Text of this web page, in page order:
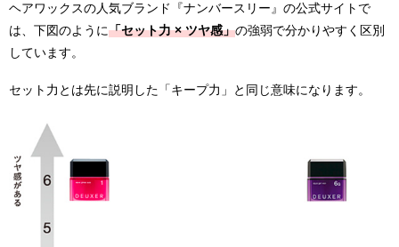
ヘアワックスの人気ブランド『ナンバースリー』の公式サイトで
は、下図のように「セット力 × ツヤ感」の強弱で分かりやすく区別
しています。
セット力とは先に説明した「キープ力」と同じ意味になります。